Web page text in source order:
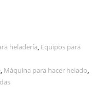
heladería Equipos para
Máquina para hacer helado